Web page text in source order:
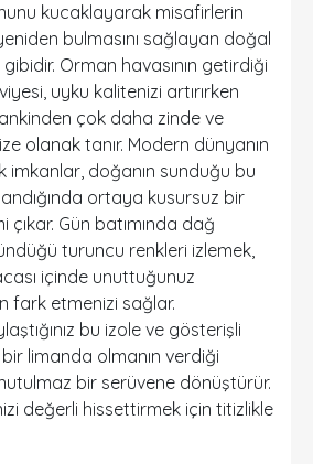
kucaklayarak misafirlerin
bulmasını sağlayan doğal
Orman havasının getirdiği
uyku kalitenizi artırırken
çok daha zinde ve
olanak tanır. Modern dünyanın
imkanlar, doğanın sunduğu bu
ortaya kusursuz bir
çıkar. Gün batımında dağ
turuncu renkleri izlemek,
içinde unuttuğunuz
fark etmenizi sağlar.
bu izole ve gösterişli
limanda olmanın verdiği
bir serüvene dönüştürür.
değerli hissettirmek için titizlikle